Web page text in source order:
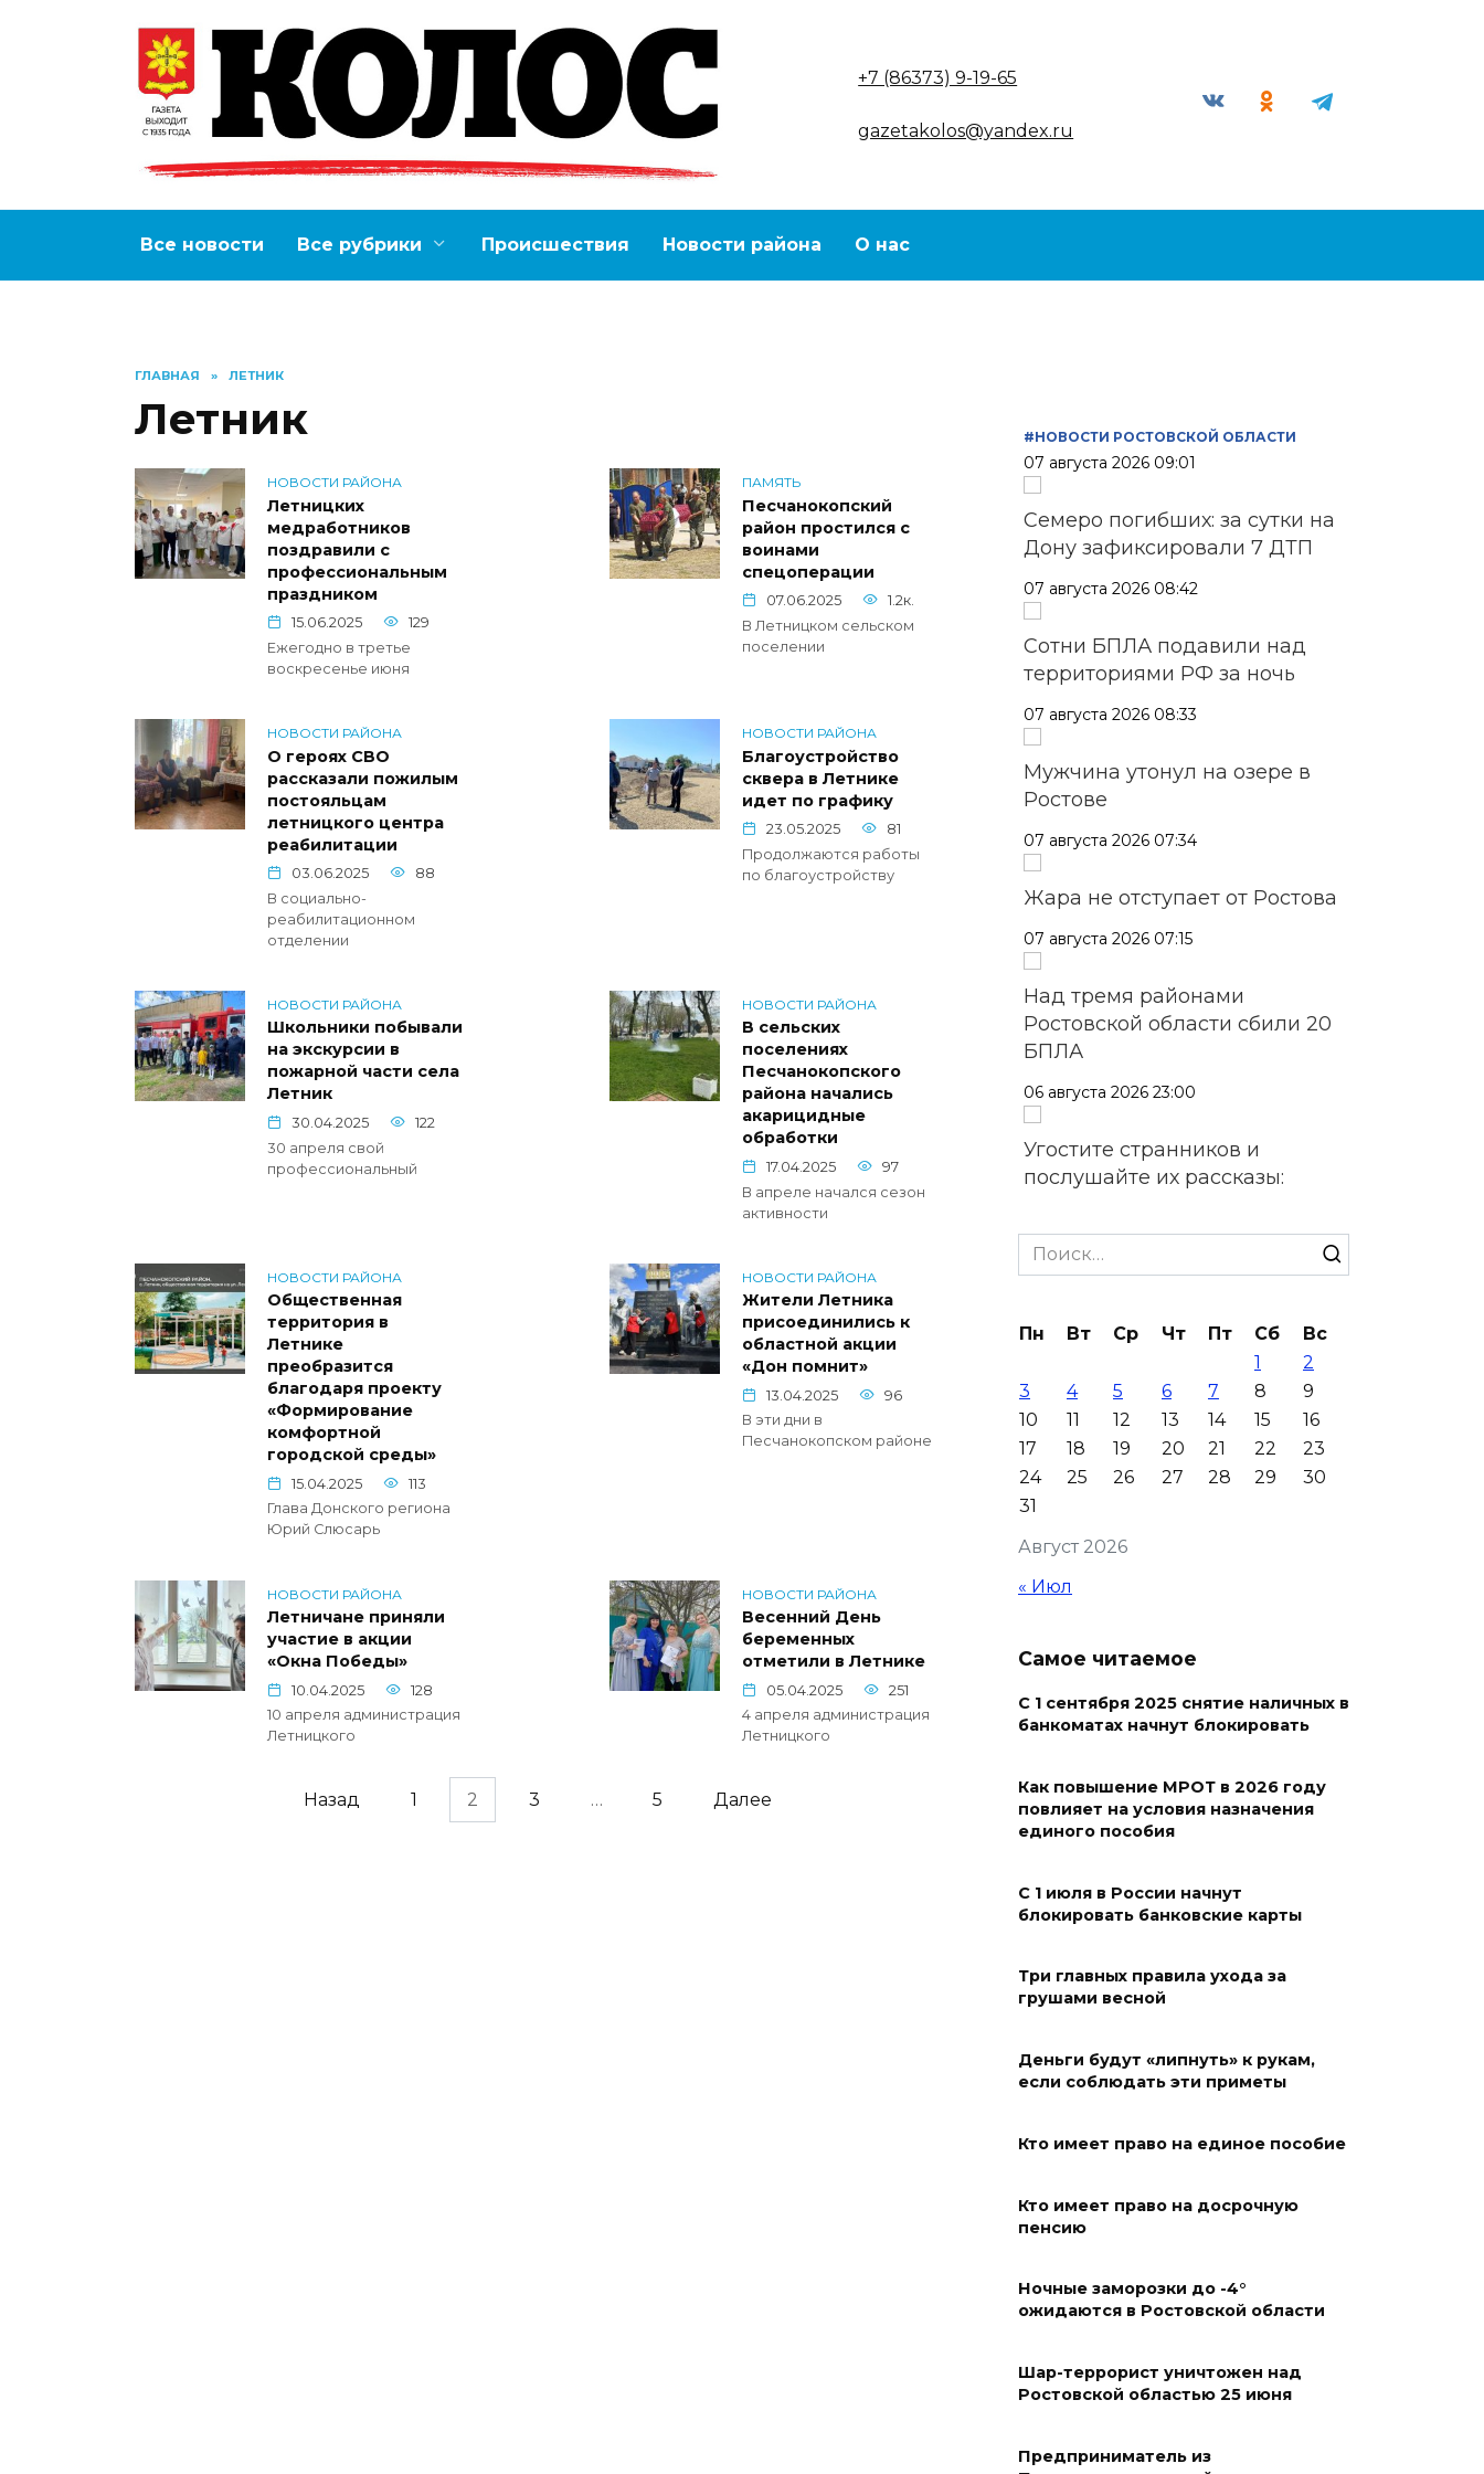
+7 (86373) 9-19-65
gazetakolos@yandex.ru
Все новости Все рубрики Происшествия Новости района О нас
ГЛАВНАЯ » ЛЕТНИК
Летник
НОВОСТИ РАЙОНА
Летницких
медработников
поздравили с
профессиональным
праздником
15.06.2025
129
Ежегодно в третье
воскресенье июня
ПАМЯТЬ
Песчанокопский
район простился с
воинами
спецоперации
07.06.2025
1.2к.
В Летницком сельском
поселении
НОВОСТИ РАЙОНА
О героях СВО
рассказали пожилым
постояльцам
летницкого центра
реабилитации
03.06.2025
88
В социально-
реабилитационном
отделении
НОВОСТИ РАЙОНА
Благоустройство
сквера в Летнике
идет по графику
23.05.2025
81
Продолжаются работы
по благоустройству
НОВОСТИ РАЙОНА
Школьники побывали
на экскурсии в
пожарной части села
Летник
30.04.2025
122
30 апреля свой
профессиональный
НОВОСТИ РАЙОНА
В сельских
поселениях
Песчанокопского
района начались
акарицидные
обработки
17.04.2025
97
В апреле начался сезон
активности
НОВОСТИ РАЙОНА
Общественная
территория в
Летнике
преобразится
благодаря проекту
«Формирование
комфортной
городской среды»
15.04.2025
113
Глава Донского региона
Юрий Слюсарь
НОВОСТИ РАЙОНА
Жители Летника
присоединились к
областной акции
«Дон помнит»
13.04.2025
96
В эти дни в
Песчанокопском районе
НОВОСТИ РАЙОНА
Летничане приняли
участие в акции
«Окна Победы»
10.04.2025
128
10 апреля администрация
Летницкого
НОВОСТИ РАЙОНА
Весенний День
беременных
отметили в Летнике
05.04.2025
251
4 апреля администрация
Летницкого
Назад 1 2 3 … 5 Далее
#НОВОСТИ РОСТОВСКОЙ ОБЛАСТИ
07 августа 2026 09:01
Семеро погибших: за сутки на
Дону зафиксировали 7 ДТП
07 августа 2026 08:42
Сотни БПЛА подавили над
территориями РФ за ночь
07 августа 2026 08:33
Мужчина утонул на озере в
Ростове
07 августа 2026 07:34
Жара не отступает от Ростова
07 августа 2026 07:15
Над тремя районами
Ростовской области сбили 20
БПЛА
06 августа 2026 23:00
Угостите странников и
послушайте их рассказы:
06 августа 2026 22:32
подвальные котельные и
06 августа 2026 21:18
Вся акватория в цветах:
вблизи донской набережной
распустились кувшинки
06 августа 2026 20:56
06 августа 2026 20:11
В Ворошиловском районе
Ростова произошло
06 августа 2026 19:33
Ростовской области
зарегистрировали новые
06 августа 2026 19:30
донских строителей с
профессиональным
награды
кирпичей
06 августа 2026 18:30
Выставка «По городам и
весям»
06 августа 2026 18:29
Search
for:
Август 2026
Пн Вт Ср Чт Пт Сб
Вс
1
2
3
4 5 6 7 8
9
10
11 12 13 14 15
16
17
18 19 20 21 22
23
24
25 26 27 28 29
30
31
« Июл
Самое читаемое
С 1 сентября 2025 снятие наличных в
банкоматах начнут блокировать
Как повышение МРОТ в 2026 году
повлияет на условия назначения
единого пособия
С 1 июля в России начнут
блокировать банковские карты
Три главных правила ухода за
грушами весной
Деньги будут «липнуть» к рукам,
если соблюдать эти приметы
Кто имеет право на единое пособие
Кто имеет право на досрочную
пенсию
Ночные заморозки до -4°
ожидаются в Ростовской области
Шар-террорист уничтожен над
Ростовской областью 25 июня
Предприниматель из